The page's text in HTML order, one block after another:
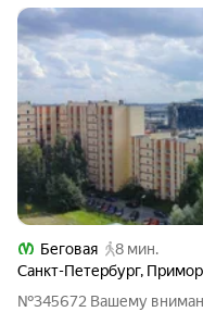
Беговая
8 мин.
Санкт-Петербург,
№345672 Вашему